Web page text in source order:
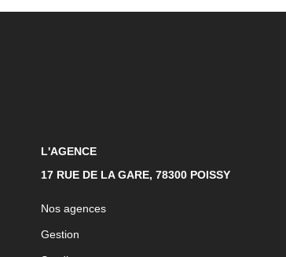
L'AGENCE
17 RUE DE LA GARE, 78300 POISSY
Nos agences
Gestion